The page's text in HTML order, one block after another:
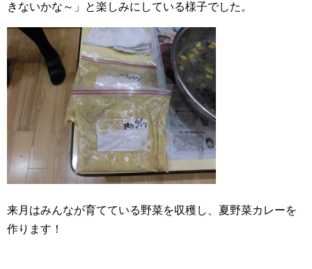
きないかな～」と楽しみにしている様子でした。
来月はみんなが育てている野菜を収穫し、夏野菜カレーを
作ります！